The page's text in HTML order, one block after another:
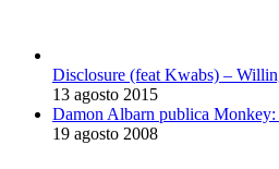
Disclosure (feat Kwabs) –
13 agosto 2015
Damon Albarn publica Monkey:
19 agosto 2008